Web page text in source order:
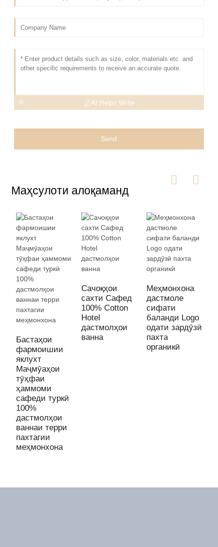
AI Helps Write
Send
Маҳсулоти алоқаманд
Бастаҳои
фармоишии
яклухт
Маҷмӯаҳои
тӯҳфаи
ҳаммоми
сафеди туркӣ
100%
дастмолҳои
ваннаи терри
пахтагии
меҳмонхона
Сачоқҳои
сахти Сафед
100% Cotton
Hotel
дастмолҳои
ванна
Меҳмонхона
дастмоле
сифати
баланди Logo
одати зардӯзӣ
пахта
органикӣ